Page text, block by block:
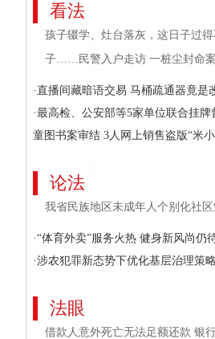
看法
孩子辍学、灶台落灰，这日子过
子……民警入户走访 一桩尘封命
·直播间藏暗语交易 马桶疏通器竟是
·最高检、公安部等5家单位联合挂
童图书案审结 3人网上销售盗版“米小
论法
我省民族地区未成年人个别化社
·“体育外卖”服务火热 健身新风尚仍
·涉农犯罪新态势下优化基层治理策
法眼
借款人意外死亡无法足额还款 银